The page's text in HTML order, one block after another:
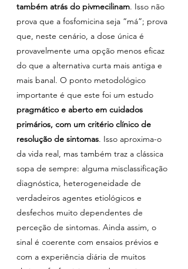
também atrás do pivmecilinam. Isso não
prova que a fosfomicina seja “má”; prova
que, neste cenário, a dose única é
provavelmente uma opção menos eficaz
do que a alternativa curta mais antiga e
mais banal. O ponto metodológico
importante é que este foi um estudo
pragmático e aberto em cuidados
primários, com um critério clínico de
resolução de sintomas. Isso aproxima-o
da vida real, mas também traz a clássica
sopa de sempre: alguma misclassificação
diagnóstica, heterogeneidade de
verdadeiros agentes etiológicos e
desfechos muito dependentes de
perceção de sintomas. Ainda assim, o
sinal é coerente com ensaios prévios e
com a experiência diária de muitos